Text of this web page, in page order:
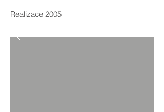
Realizace 2005